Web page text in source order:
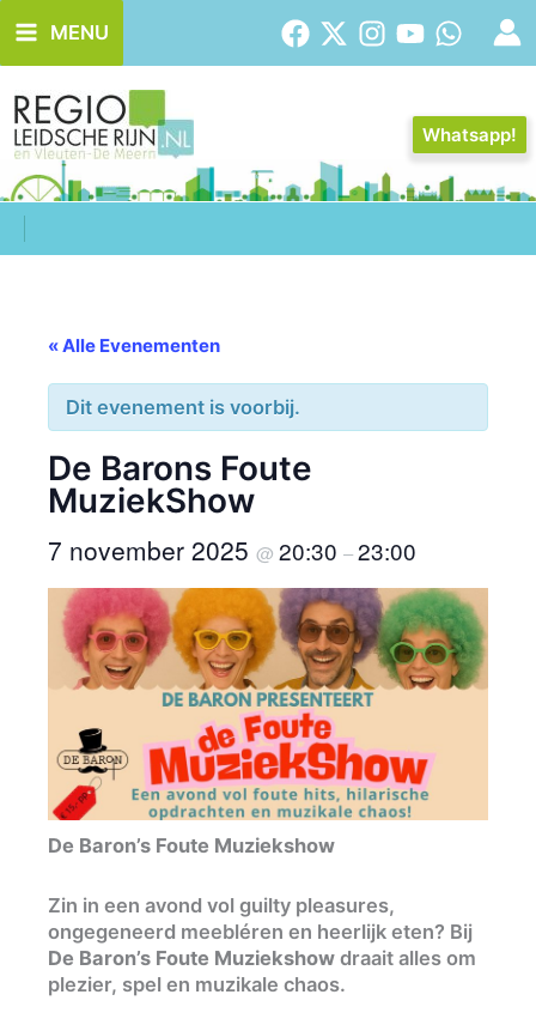
naar
de
inhoud
MENU
Whatsapp!
« Alle Evenementen
Dit evenement is voorbij.
De Barons Foute
MuziekShow
7 november 2025 @ 20:30 –23:00
De Baron’s Foute Muziekshow
Zin in een avond vol guilty pleasures,
ongegeneerd meebléren en heerlijk eten? Bij
De Baron’s Foute Muziekshow draait alles om
plezier, spel en muzikale chaos.